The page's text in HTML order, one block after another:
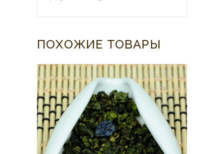
ПОХОЖИЕ ТОВАРЫ